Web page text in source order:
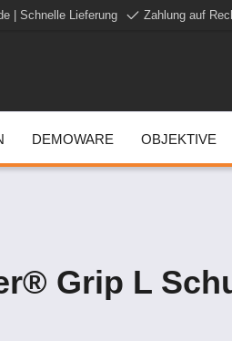
springen
| Schnelle Lieferung Zahlung auf
DEMOWARE OBJEKTIVE
Grip L